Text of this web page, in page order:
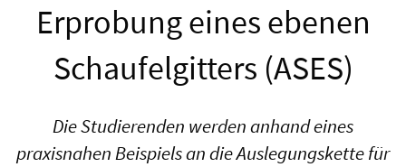
Erprobung eines ebenen
Schaufelgitters (ASES)
Die Studierenden werden anhand eines
praxisnahen Beispiels an die Auslegungskette für